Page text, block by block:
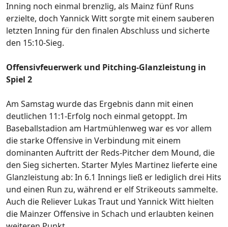
Inning noch einmal brenzlig, als Mainz fünf Runs
erzielte, doch Yannick Witt sorgte mit einem sauberen
letzten Inning für den finalen Abschluss und sicherte
den 15:10-Sieg.
Offensivfeuerwerk und Pitching-Glanzleistung in
Spiel 2
Am Samstag wurde das Ergebnis dann mit einen
deutlichen 11:1-Erfolg noch einmal getoppt. Im
Baseballstadion am Hartmühlenweg war es vor allem
die starke Offensive in Verbindung mit einem
dominanten Auftritt der Reds-Pitcher dem Mound, die
den Sieg sicherten. Starter Myles Martinez lieferte eine
Glanzleistung ab: In 6.1 Innings ließ er lediglich drei Hits
und einen Run zu, während er elf Strikeouts sammelte.
Auch die Reliever Lukas Traut und Yannick Witt hielten
die Mainzer Offensive in Schach und erlaubten keinen